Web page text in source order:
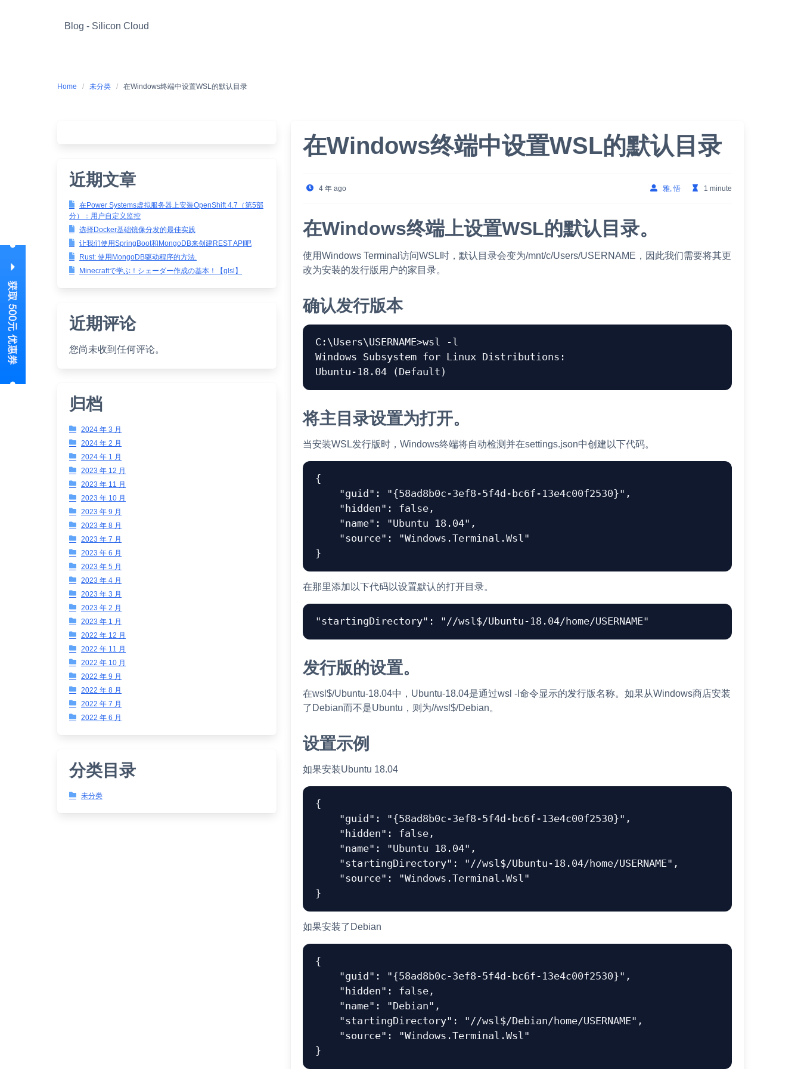
Blog - Silicon Cloud
Home 未分类 在Windows终端中设置WSL的默认目录
近期文章
在Power Systems虚拟服务器上安装OpenShift 4.7（第5部
分）：用户自定义监控
选择Docker基础镜像分发的最佳实践
让我们使用SpringBoot和MongoDB来创建REST API吧
Rust: 使用MongoDB驱动程序的方法.
Minecraftで学ぶ！シェーダー作成の基本！【glsl】
近期评论
您尚未收到任何评论。
归档
2024 年 3 月
2024 年 2 月
2024 年 1 月
2023 年 12 月
2023 年 11 月
2023 年 10 月
2023 年 9 月
2023 年 8 月
2023 年 7 月
2023 年 6 月
2023 年 5 月
2023 年 4 月
2023 年 3 月
2023 年 2 月
2023 年 1 月
2022 年 12 月
2022 年 11 月
2022 年 10 月
2022 年 9 月
2022 年 8 月
2022 年 7 月
2022 年 6 月
分类目录
未分类
在Windows终端中设置WSL的默认目录
4 年 ago 雅, 悟 1 minute
在Windows终端上设置WSL的默认目录。
使用Windows Terminal访问WSL时，默认目录会变为/mnt/c/Users/USERNAME，因此我们需要将其更
改为安装的发行版用户的家目录。
确认发行版本
C:\Users\USERNAME>wsl -l
Windows Subsystem for Linux Distributions:
将主目录设置为打开。
当安装WSL发行版时，Windows终端将自动检测并在settings.json中创建以下代码。
{
"guid" : "{58ad8b0c-3ef8-5f4d-bc6f-13e4c00f2530}" ,
"hidden" : false ,
"name" : "Ubuntu 18.04" ,
"source" :
"Windows.Terminal.Wsl"
}
在那里添加以下代码以设置默认的打开目录。
"startingDirectory" : "//wsl$/Ubuntu-18.04/home/USERNAME"
发行版的设置。
在wsl$/Ubuntu-18.04中，Ubuntu-18.04是通过wsl -l命令显示的发行版名称。如果从Windows商店安装
了Debian而不是Ubuntu，则为//wsl$/Debian。
设置示例
如果安装Ubuntu 18.04
{
"guid" : "{58ad8b0c-3ef8-5f4d-bc6f-13e4c00f2530}" ,
"hidden" : false ,
"name" : "Ubuntu 18.04" ,
"startingDirectory" : "//wsl$/Ubuntu-18.04/home/USERNAME" ,
"source" :
"Windows.Terminal.Wsl"
}
如果安装了Debian
{
"guid" : "{58ad8b0c-3ef8-5f4d-bc6f-13e4c00f2530}" ,
"hidden" : false ,
"name" : "Debian" ,
"startingDirectory" : "//wsl$/Debian/home/USERNAME" ,
"source" :
"Windows.Terminal.Wsl"
}